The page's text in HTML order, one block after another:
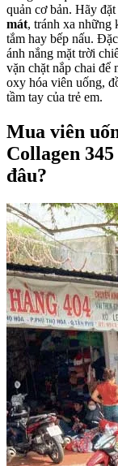
quản cơ bản. Hãy
mát, tránh xa những
tắm hay bếp nấu.
ánh nắng mặt trời
vặn chặt nắp chai để
oxy hóa viên uống,
tầm tay của trẻ em.
Mua viên
Collagen
đâu?